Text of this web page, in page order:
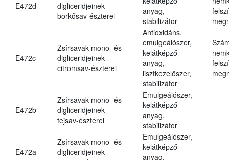
E472d
digliceridjeinek
borkősav-észterei
anyag,
stabilizátor
E472c
Zsírsavak mono- és
digliceridjeinek
citromsav-észterei
Antioxidáns,
emulgeálószer,
kelátképző
anyag,
lisztkezelőszer,
stabilizátor
E472b
Zsírsavak mono- és
digliceridjeinek
tejsav-észterei
Emulgeálószer,
kelátképző
anyag,
stabilizátor
E472a
Zsírsavak mono- és
digliceridjeinek
Emulgeálószer,
kelátképző
anyag,